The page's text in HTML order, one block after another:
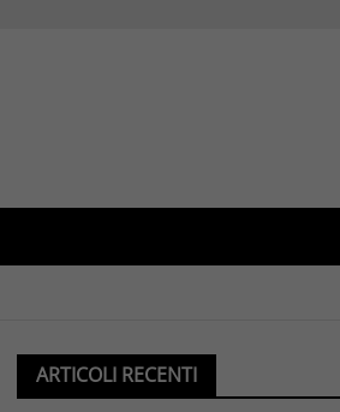
ARTICOLI RECENTI